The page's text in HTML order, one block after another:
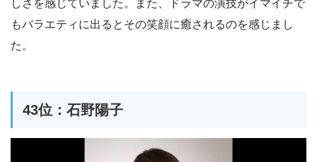
しさを感じていました。また、ドラマの演技がイマイチで
もバラエティに出るとその笑顔に癒されるのを感じまし
た。
43位：石野陽子